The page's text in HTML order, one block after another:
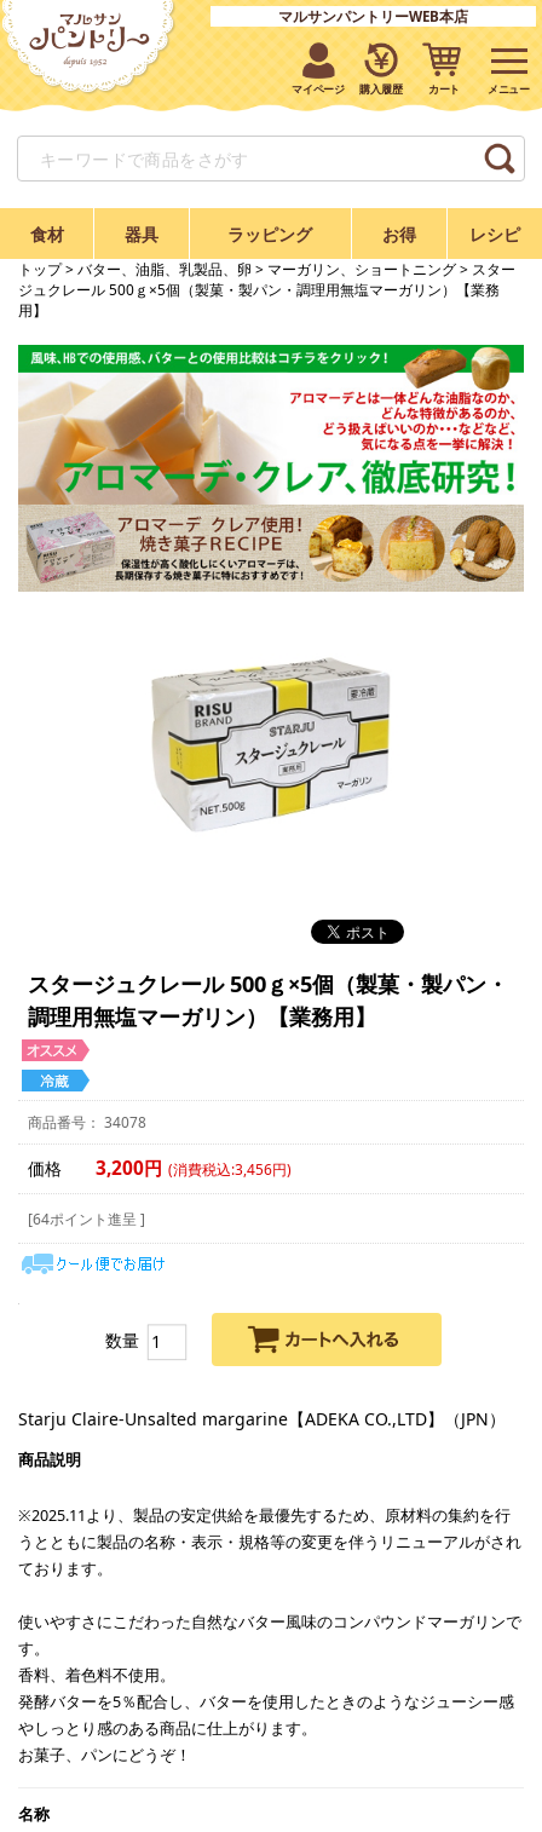
マルサンパントリーWEB本店
マイページ 購入履歴 カート
食材 器具 ラッピング お得 レシピ
トップ> バター、油脂、乳製品、卵 > マーガリン、ショートニング> スター
ジュクレール 500ｇ×5個（製菓・製パン・調理用無塩マーガリン）【業務
用】
スタージュクレール 500ｇ×5個（製菓・製パン・
調理用無塩マーガリン）【業務用】
34078
価格 3,200円 (消費税込:3,456円)
[64ポイント進呈 ]
数量
Starju Claire‐Unsalted margarine【ADEKA CO.,LTD】（JPN）
※2025.11より、製品の安定供給を最優先するため、原材料の集約を行
うとともに製品の名称・表示・規格等の変更を伴うリニューアルがされ
ております。
使いやすさにこだわった自然なバター風味のコンパウンドマーガリンで
す。
香料、着色料不使用。
発酵バターを5％配合し、バターを使用したときのようなジューシー感
やしっとり感のある商品に仕上がります。
お菓子、パンにどうぞ！